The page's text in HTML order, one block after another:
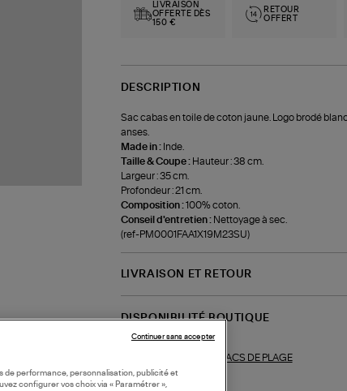
LIVRAISON
OFFERTE DÈS
150 €
RETOUR
OFFERT
DESCRIPTION
Sac cabas en toile de coton jaune. Logo brodé
anses.
Made in : Inde.
Taille & Coupe : Hauteur : 38 cm.
Largeur : 35 cm.
Profondeur : 21 cm.
Composition :100% coton.
Conseil d'entretien : Nettoyage à sec.
(ref-PM0001FAA1X19M23SU)
LIVRAISON ET RETOUR
DISPONIBILITÉ BOUTIQUE
SACS DE PLAGE
de performance, personnalisation, publicité et
configurer vos choix via « Paramétrer »,
Continuer sans accepter